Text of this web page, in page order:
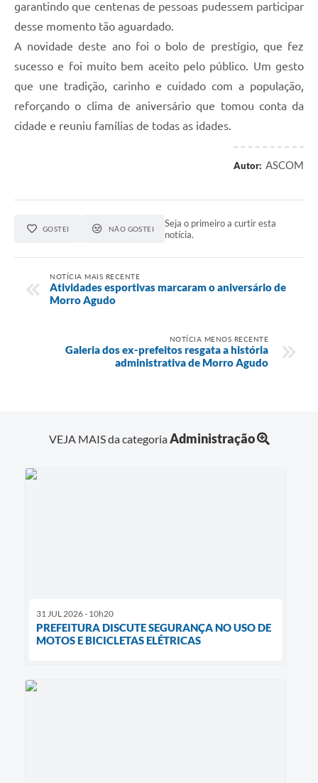
garantindo que centenas de pessoas pudessem participar
desse momento tão aguardado.
A novidade deste ano foi o bolo de prestígio, que fez
sucesso e foi muito bem aceito pelo público. Um gesto
que une tradição, carinho e cuidado com a população,
reforçando o clima de aniversário que tomou conta da
cidade e reuniu famílias de todas as idades.
Autor: ASCOM
GOSTEI NÃO GOSTEI
Seja o primeiro a curtir esta
notícia.
NOTÍCIA MAIS RECENTE
Atividades esportivas marcaram o aniversário de
Morro Agudo
NOTÍCIA MENOS RECENTE
Galeria dos ex-prefeitos resgata a história
administrativa de Morro Agudo
VEJA MAIS da categoriaAdministração
31 JUL 2026 - 10h20
PREFEITURA DISCUTE SEGURANÇA NO USO DE
MOTOS E BICICLETAS ELÉTRICAS